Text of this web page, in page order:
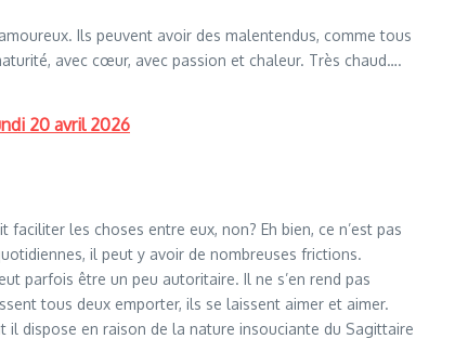
Ils peuvent avoir des malentendus, comme tous
avec cœur, avec passion et chaleur. Très chaud….
20 avril 2026
les choses entre eux, non? Eh bien, ce n’est pas
il peut y avoir de nombreuses frictions.
parfois être un peu autoritaire. Il ne s’en rend pas
tous deux emporter, ils se laissent aimer et aimer.
il dispose en raison de la nature insouciante du Sagittaire